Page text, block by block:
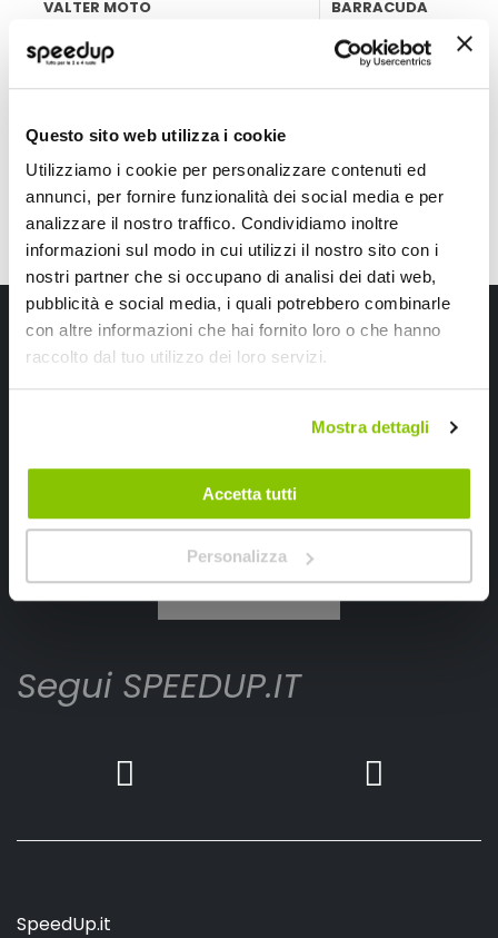
Questo sito web utilizza i cookie
Utilizziamo i cookie per personalizzare contenuti ed
annunci, per fornire funzionalità dei social media e per
analizzare il nostro traffico. Condividiamo inoltre
informazioni sul modo in cui utilizzi il nostro sito con i
nostri partner che si occupano di analisi dei dati web,
pubblicità e social media, i quali potrebbero combinarle
con altre informazioni che hai fornito loro o che hanno
raccolto dal tuo utilizzo dei loro servizi.
Mostra dettagli
Accetta tutti
Personalizza
VALTER MOTO
39,60 €
BARRACUDA
69,25 €
Iscriviti alla newsletter Speedup
Ricevi subito uno sconto del 10% per il tuo primo acquisto online!
Segui SPEEDUP.IT
SpeedUp.it